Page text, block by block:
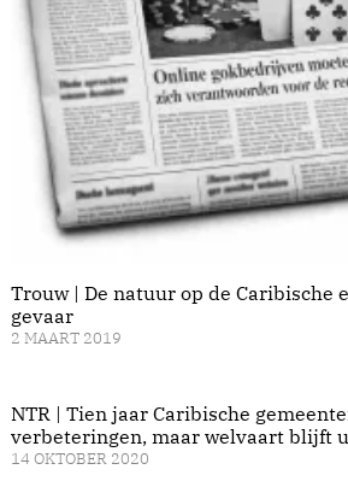
Trouw | De natuur op de Caribische
gevaar
2 MAART 2019
NTR | Tien jaar Caribische
verbeteringen, maar welvaart blijft
14 OKTOBER 2020